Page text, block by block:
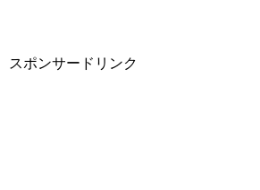
スポンサードリンク